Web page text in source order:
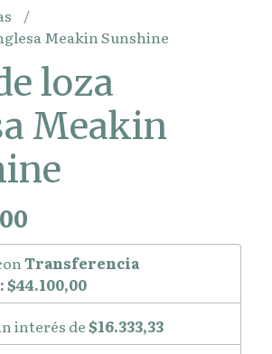
Meakin Sunshine
loza
Meakin
Transferencia
$44.100,00
interés de$16.333,33